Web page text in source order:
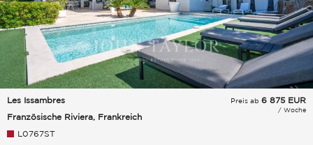
Les Issambres
Französische Riviera, Frankreich
Preis ab 6 875 EUR
/ Woche
L0767ST